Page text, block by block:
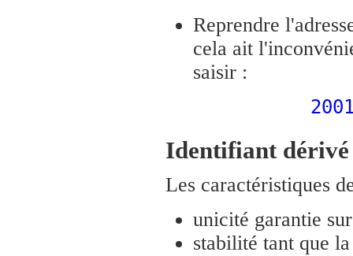
Reprendre
cela ait
saisir :
Identifiant dérivé
Les caractéristiques
unicité garantie
stabilité tant que